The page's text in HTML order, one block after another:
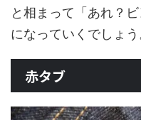
と相まって「あれ？
になっていくでしょう
赤タブ